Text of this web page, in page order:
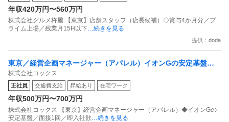
年収420万円〜560万円
株式会社グルメ杵屋 【東京】店舗スタッフ（店長候補）◇賞与4か月分／プ
ライム上場／残業月15H以下 …続きを見る
提供：doda
東京／経営企画マネージャー（アパレル）イオンGの安定基盤／
面接1回／即入社歓迎
株式会社コックス
正社員 交通費支給 昇給あり 在宅ワーク
年収500万円〜700万円
株式会社コックス 【東京】経営企画マネージャー（アパレル）◆イオンGの
安定基盤／面接1回／即入社歓 …続きを見る